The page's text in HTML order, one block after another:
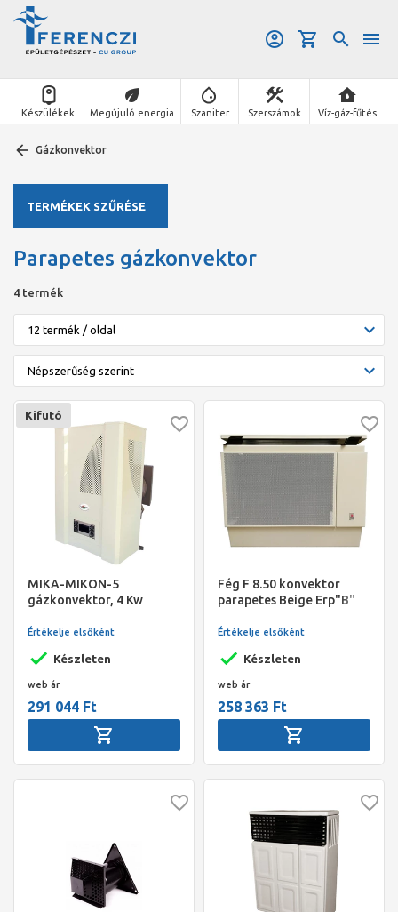
Készülékek Megújuló energia Szaniter Szerszámok Víz-gáz-fűtés
Gázkonvektor
Parapetes gázkonvektor
4 termék
MIKA-MIKON-5
gázkonvektor, 4 Kw
Kifutó
Készleten
Értékelje elsőként
web ár
291 044 Ft
Fég F 8.50 konvektor
parapetes Beige Erp"B"
Készleten
Értékelje elsőként
web ár
258 363 Ft
TERMÉKEK SZŰRÉSE